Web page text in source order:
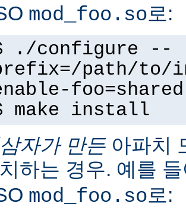
mod_foo.so로:
./configure --
path/
foo=shared
make install
자가 만든아파치
하는 경우. 예를
mod_foo.so로: